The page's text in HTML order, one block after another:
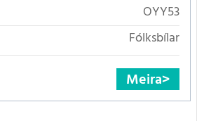
OYY53
Fólksbílar
Meira